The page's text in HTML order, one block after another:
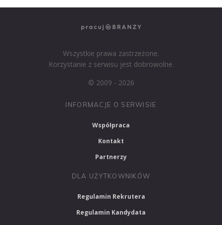
Wszystkie prawa zastrzeżone.
Korzystanie z serwisu jest dobrowolne.
© 2009 - 2026
INFORMACJE O SERWISIE
Współpraca
Kontakt
Partnerzy
DLA UŻYTKOWNIKÓW
Regulamin Rekrutera
Regulamin Kandydata